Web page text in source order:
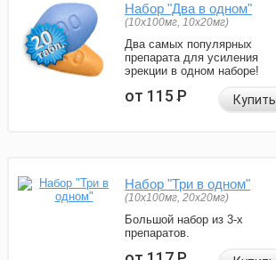
Набор "Два в одном"
(10x100мг, 10x20мг)
Два самых популярных
препарата для усиления
эрекции в одном наборе!
от 115Р Купить
Набор "Три в одном"
(10x100мг, 20x20мг)
Большой набор из 3-х
препаратов.